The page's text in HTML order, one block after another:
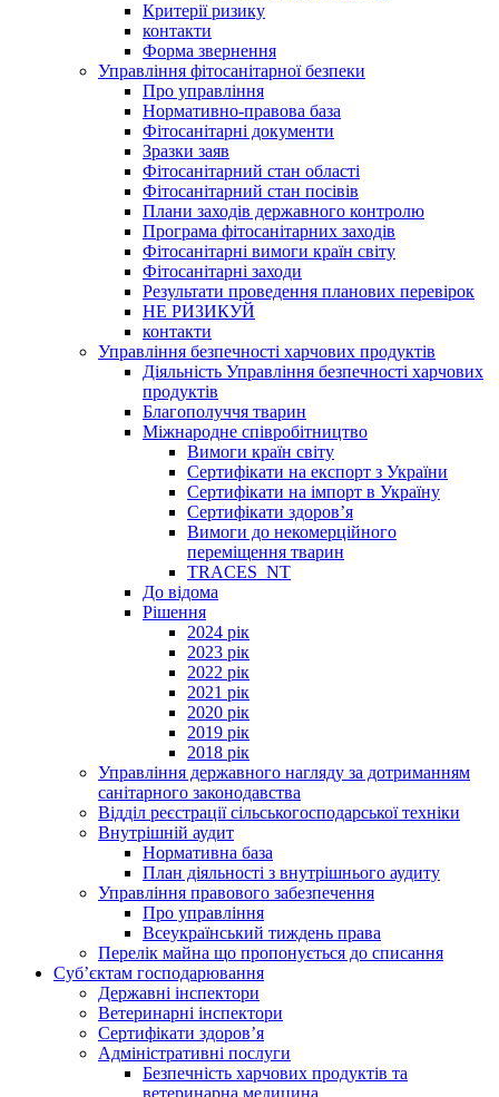
Критерії ризику
контакти
Форма звернення
Управління фітосанітарної безпеки
Про управління
Нормативно-правова база
Фітосанітарні документи
Зразки заяв
Фітосанітарний стан області
Фітосанітарний стан посівів
Плани заходів державного контролю
Програма фітосанітарних заходів
Фітосанітарні вимоги країн світу
Фітосанітарні заходи
Результати проведення планових перевірок
НЕ РИЗИКУЙ
контакти
Управління безпечності харчових продуктів
Діяльність Управління безпечності харчових
продуктів
Благополуччя тварин
Міжнародне співробітництво
Вимоги країн світу
Сертифікати на експорт з України
Сертифікати на імпорт в Україну
Сертифікати здоров’я
Вимоги до некомерційного
переміщення тварин
TRACES_NT
До відома
Рішення
2024 рік
2023 рік
2022 рік
2021 рік
2020 рік
2019 рік
2018 рік
Управління державного нагляду за дотриманням
санітарного законодавства
Відділ реєстрації сільськогосподарської техніки
Внутрішній аудит
Нормативна база
План діяльності з внутрішнього аудиту
Управління правового забезпечення
Про управління
Всеукраїнський тиждень права
Перелік майна що пропонується до списання
Суб’єктам господарювання
Державні інспектори
Ветеринарні інспектори
Сертифікати здоров’я
Адміністративні послуги
Безпечність харчових продуктів та
ветеринарна медицина